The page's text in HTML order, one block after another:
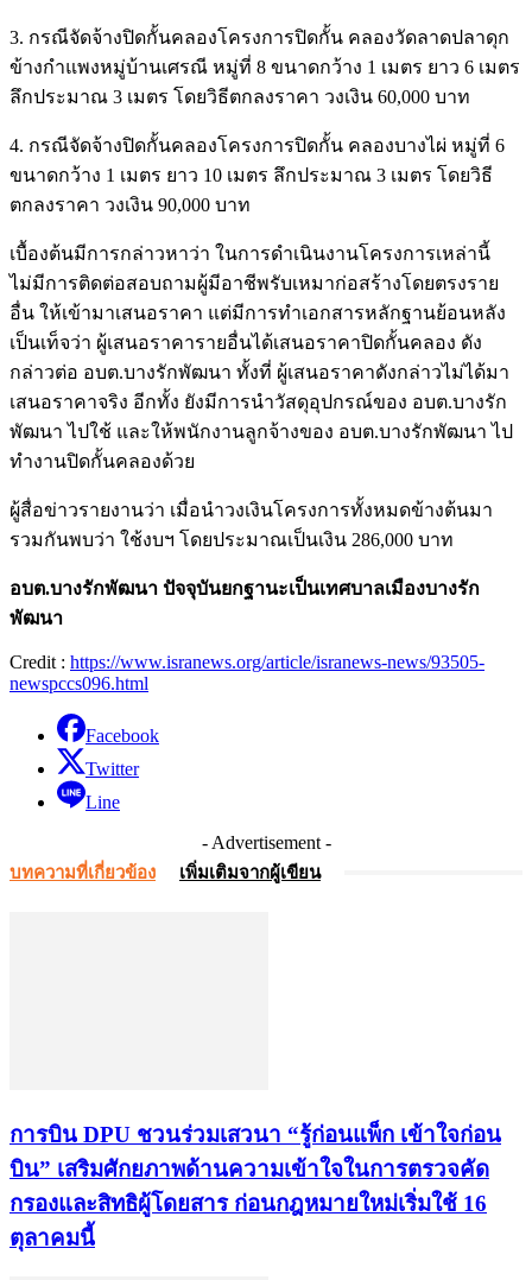
3. กรณีจัดจ้างปิดกั้นคลองโครงการปิดกั้น คลองวัดลาดปลาดุก
ข้างกำแพงหมู่บ้านเศรณี หมู่ที่ 8 ขนาดกว้าง 1 เมตร ยาว 6 เมตร
ลึกประมาณ 3 เมตร โดยวิธีตกลงราคา วงเงิน 60,000 บาท
4. กรณีจัดจ้างปิดกั้นคลองโครงการปิดกั้น คลองบางไผ่ หมู่ที่ 6
ขนาดกว้าง 1 เมตร ยาว 10 เมตร ลึกประมาณ 3 เมตร โดยวิธี
ตกลงราคา วงเงิน 90,000 บาท
เบื้องต้นมีการกล่าวหาว่า ในการดำเนินงานโครงการเหล่านี้
ไม่มีการติดต่อสอบถามผู้มีอาชีพรับเหมาก่อสร้างโดยตรงราย
อื่น ให้เข้ามาเสนอราคา แต่มีการทำเอกสารหลักฐานย้อนหลัง
เป็นเท็จว่า ผู้เสนอราคารายอื่นได้เสนอราคาปิดกั้นคลอง ดัง
กล่าวต่อ อบต.บางรักพัฒนา ทั้งที่ ผู้เสนอราคาดังกล่าวไม่ได้มา
เสนอราคาจริง อีกทั้ง ยังมีการนำวัสดุอุปกรณ์ของ อบต.บางรัก
พัฒนา ไปใช้ และให้พนักงานลูกจ้างของ อบต.บางรักพัฒนา ไป
ทำงานปิดกั้นคลองด้วย
ผู้สื่อข่าวรายงานว่า เมื่อนำวงเงินโครงการทั้งหมดข้างต้นมา
รวมกันพบว่า ใช้งบฯ โดยประมาณเป็นเงิน 286,000 บาท
อบต.บางรักพัฒนา ปัจจุบันยกฐานะเป็นเทศบาลเมืองบางรัก
พัฒนา
Credit : https://www.isranews.org/article/isranews-news/93505-
newspccs096.html
Facebook
Twitter
Line
- Advertisement -
บทความที่เกี่ยวข้อง เพิ่มเติมจากผู้เขียน
การบิน DPU ชวนร่วมเสวนา “รู้ก่อนแพ็ก เข้าใจก่อน
บิน” เสริมศักยภาพด้านความเข้าใจในการตรวจคัด
กรองและสิทธิผู้โดยสาร ก่อนกฎหมายใหม่เริ่มใช้ 16
ตุลาคมนี้